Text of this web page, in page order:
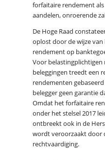
forfaitaire rendement
aandelen, onroerende
De Hoge Raad
oplost door de wijze
rendement op
Voor belastingplichtigen
beleggingen treedt een
rendementen
belegger geen garantie
Omdat het forfaitaire
onder het stelsel 2017
ontbreekt ook in de
wordt veroorzaakt door
rechtvaardiging.